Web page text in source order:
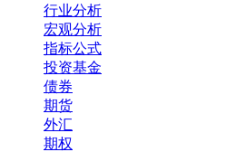
行业分析
宏观分析
指标公式
投资基金
债券
期货
外汇
期权